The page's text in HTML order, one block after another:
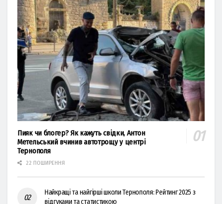
Пияк чи блогер? Як кажуть свідки, Антон
Метельський вчинив автотрощу у центрі
Тернополя
22 ПОШИРЕННЯ
Найкращі та найгірші школи Тернополя: Рейтинг 2025 з
відгуками та статистикою